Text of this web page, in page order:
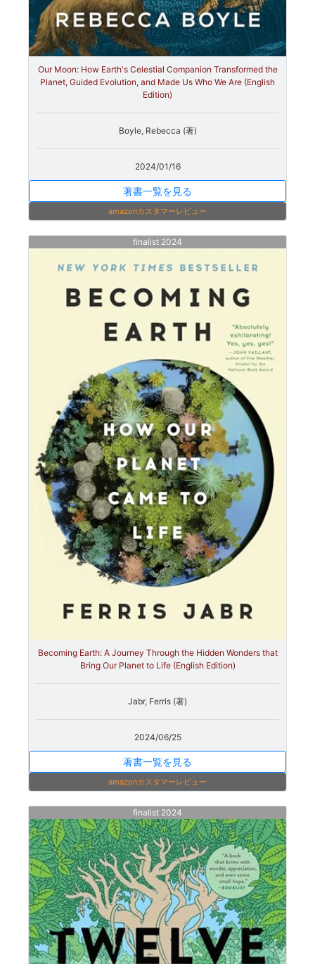
Our Moon: How Earth's Celestial Companion Transformed the
Planet, Guided Evolution, and Made Us Who We Are (English
Edition)
Boyle, Rebecca (著)
2024/01/16
著書一覧を見る
amazonカスタマーレビュー
finalist 2024
Becoming Earth: A Journey Through the Hidden Wonders that
Bring Our Planet to Life (English Edition)
Jabr, Ferris (著)
2024/06/25
著書一覧を見る
amazonカスタマーレビュー
finalist 2024